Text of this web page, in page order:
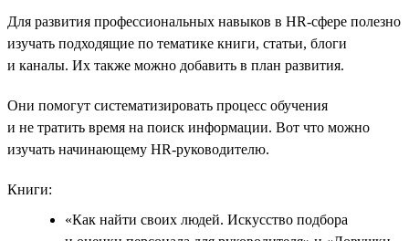
Для развития профессиональных навыков в HR-сфере полезно
изучать подходящие по тематике книги, статьи, блоги
и каналы. Их также можно добавить в план развития.
Они помогут систематизировать процесс обучения
и не тратить время на поиск информации. Вот что можно
изучать начинающему HR-руководителю.
Книги:
«Как найти своих людей. Искусство подбора